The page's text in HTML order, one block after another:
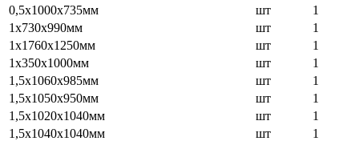
0,5х1000х735мм
шт
1
1х730х990мм
шт
1
1х1760х1250мм
шт
1
1х350х1000мм
шт
1
1,5х1060х985мм
шт
1
1,5х1050х950мм
шт
1
1,5х1020х1040мм
шт
1
1,5х1040х1040мм
шт
1